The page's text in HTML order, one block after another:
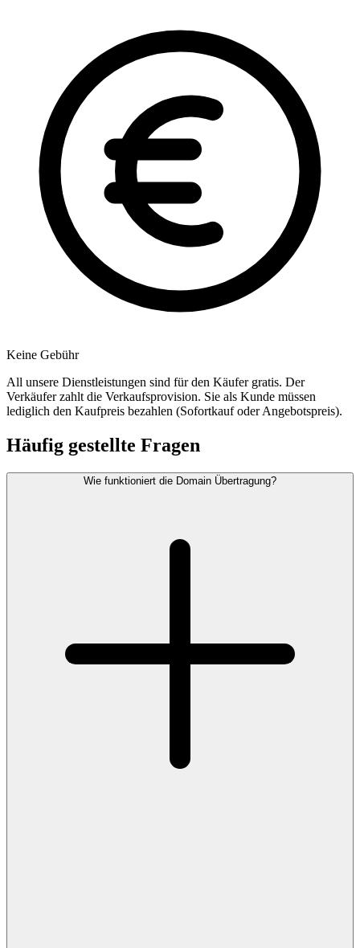
Keine Gebühr
All unsere Dienstleistungen sind für den Käufer gratis. Der
Verkäufer zahlt die Verkaufsprovision. Sie als Kunde müssen
lediglich den Kaufpreis bezahlen (Sofortkauf oder Angebotspreis).
Häufig gestellte Fragen
Wie funktioniert die Domain Übertragung?